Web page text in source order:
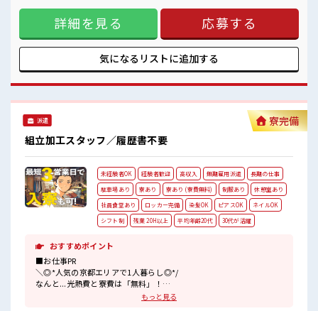
すぎなければ多少のヘアカラーもOKなのはウレシイPoint☆
制服アリなのでナニ着ていこうか朝の悩みが解消♪ ロッカー
付き職場♪ サポート体制もバッチリ！ 未経験からでも安心し
てスタートできます☆ ■職場の雰囲気 《男性スタッフさんも
多数カツヤク中》 分からないことも聞きやすい職場！ 空調完
備で年中カイテキ♪ キバツ過ぎなければ髪のカラーリング
ッカー完備！
詳細を見る 応募する
気になるリストに追加する
派遣
組立加工スタッフ／履歴書不要
寮完備
未経験者OK 経験者歓迎 高収入 無期雇用派遣
長期の仕事
駐車場あり
寮あり 寮あり (寮費無料) 制服あり
休憩室あり
社員食堂あり
ロッカー完備 染髪OK ピアスOK
ネイルOK
シフト制
残業 20H以上 平均年齢20代 30代が活躍
おすすめポイント
■お仕事PR
＼◎*人気の京都エリアで1人暮らし◎*/
なんと...光熱費と寮費は「無料」！
もっと見る